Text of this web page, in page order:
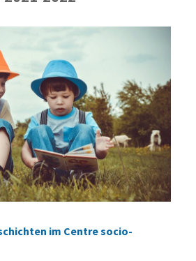
im Centre socio-